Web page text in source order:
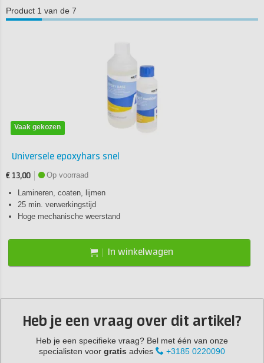
Product 1 van de 7
Vaak gekozen
Universele epoxyhars snel
€ 13,00
Op voorraad
Lamineren, coaten, lijmen
25 min. verwerkingstijd
Hoge mechanische weerstand
In winkelwagen
Heb je een vraag over dit artikel?
Heb je een specifieke vraag? Bel met één van onze
specialisten voor gratis advies +3185 0220090